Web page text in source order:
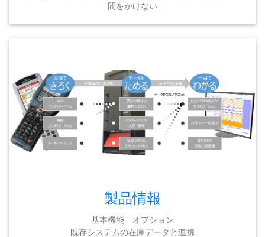
間をかけない
製品情報
基本機能 オプション
既存システムの在庫データと連携